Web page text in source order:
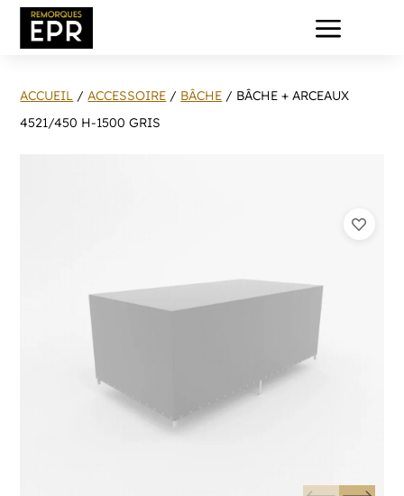
a
ACCUEIL /ACCESSOIRE / BÂCHE / BÂCHE + ARCEAUX
4521/450 H-1500 GRIS